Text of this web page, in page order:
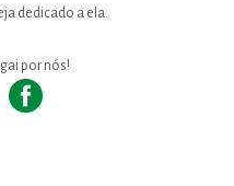
dedicado a ela.
por nós!